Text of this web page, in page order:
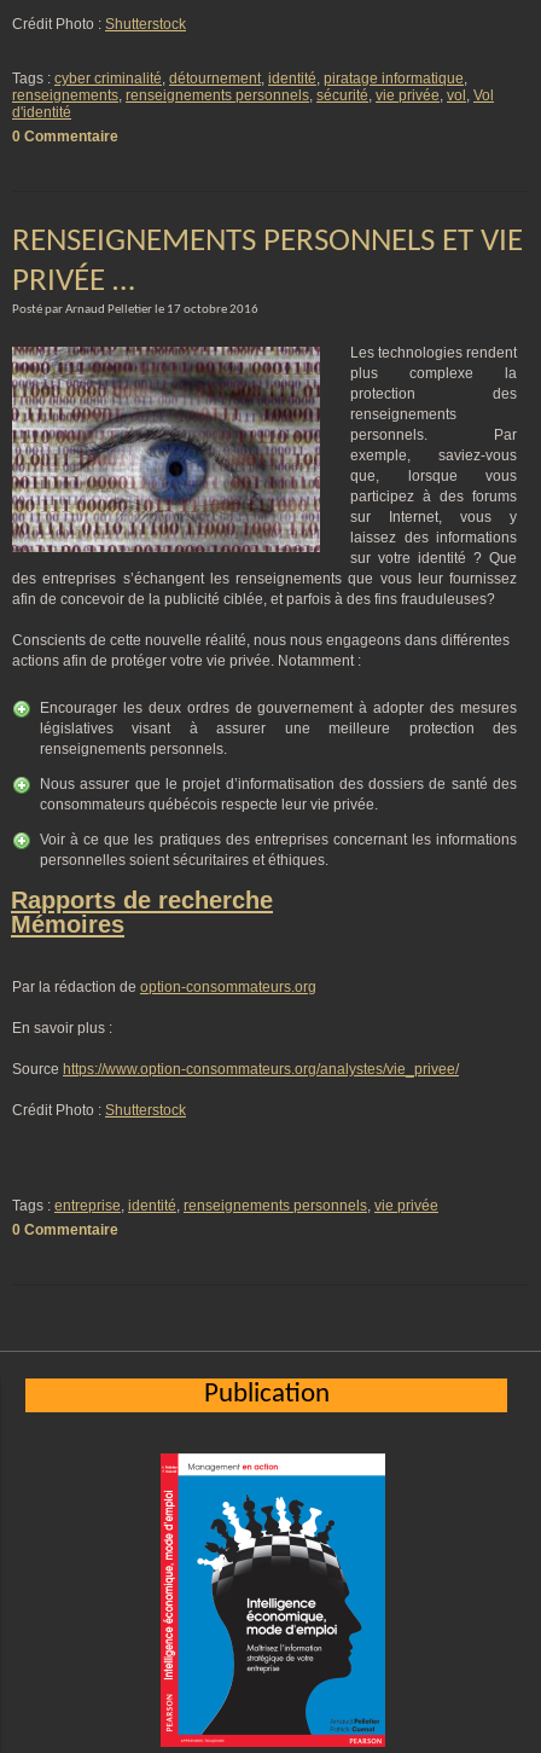
Crédit Photo : Shutterstock
Tags : cyber criminalité, détournement, identité, piratage informatique,
renseignements, renseignements personnels, sécurité, vie privée, vol , Vol
d'identité
0 Commentaire
RENSEIGNEMENTS PERSONNELS ET VIE
PRIVÉE …
Posté par Arnaud Pelletier le 17 octobre 2016
Les technologies rendent
plus complexe la
protection des
renseignements
personnels. Par
exemple, saviez-vous
que, lorsque vous
participez à des forums
sur Internet, vous y
laissez des informations
sur votre identité ? Que
des entreprises s’échangent les renseignements que vous leur fournissez
afin de concevoir de la publicité ciblée, et parfois à des fins frauduleuses?
Conscients de cette nouvelle réalité, nous nous engageons dans différentes
actions afin de protéger votre vie privée. Notamment :
Encourager les deux ordres de gouvernement à adopter des mesures
législatives visant à assurer une meilleure protection des
renseignements personnels.
Nous assurer que le projet d’informatisation des dossiers de santé des
consommateurs québécois respecte leur vie privée.
Voir à ce que les pratiques des entreprises concernant les informations
personnelles soient sécuritaires et éthiques.
Rapports de recherche
Mémoires
Par la rédaction de option-consommateurs.org
En savoir plus :
Source https://www.option-consommateurs.org/analystes/vie_privee/
Crédit Photo : Shutterstock
Tags : entreprise, identité, renseignements personnels, vie privée
0 Commentaire
Publication